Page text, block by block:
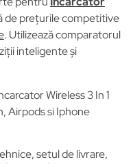
de prețurile competitive
. Utilizează comparatorul
inteligente și
Wireless 3 In 1
Airpods si Iphone
setul de livrare,